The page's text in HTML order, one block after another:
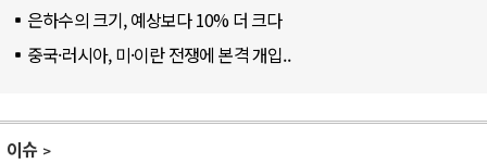
은하수의 크기, 예상보다 10% 더 크다
중국·러시아, 미·이란 전쟁에 본격 개입..
이슈